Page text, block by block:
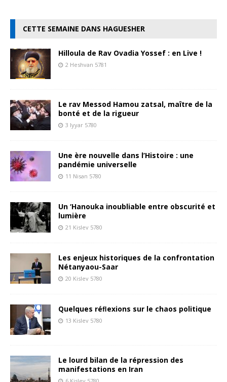
CETTE SEMAINE DANS HAGUESHER
Hilloula de Rav Ovadia Yossef : en Live !
2 Heshvan 5781
Le rav Messod Hamou zatsal, maître de la
bonté et de la rigueur
3 Iyyar 5780
Une ère nouvelle dans l’Histoire : une
pandémie universelle
11 Nisan 5780
Un ‘Hanouka inoubliable entre obscurité et
lumière
21 Kislev 5780
Les enjeux historiques de la confrontation
Nétanyaou-Saar
20 Kislev 5780
Quelques réﬂexions sur le chaos politique
13 Kislev 5780
Le lourd bilan de la répression des
manifestations en Iran